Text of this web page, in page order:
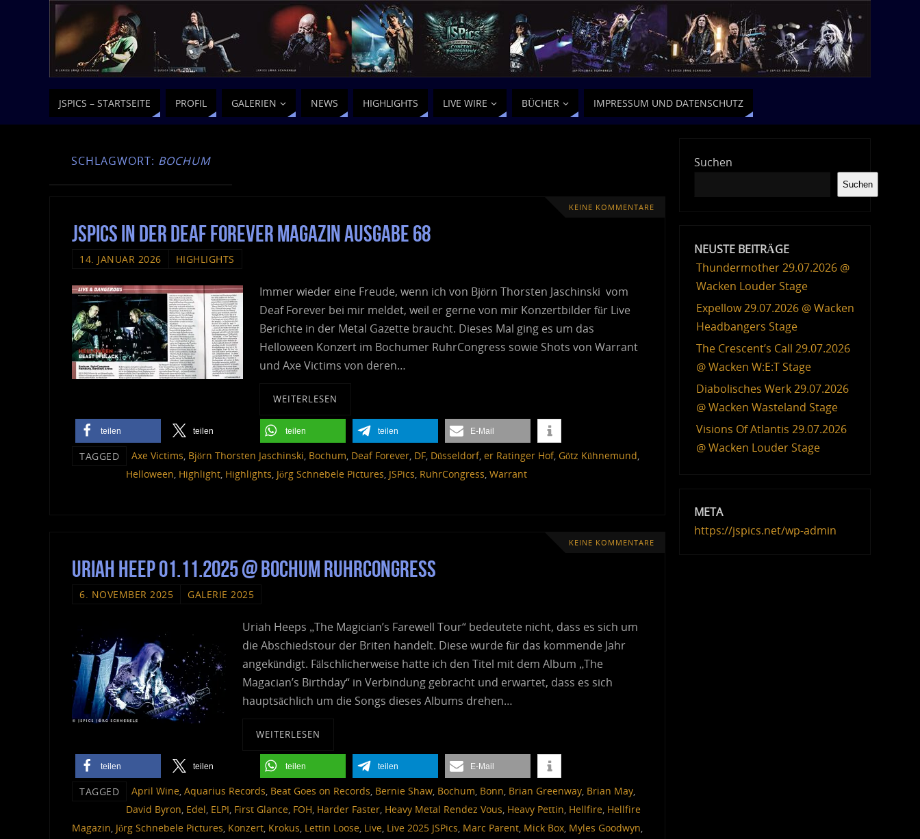
JSPICS – STARTSEITE PROFIL GALERIEN NEWS HIGHLIGHTS LIVE WIRE BÜCHER IMPRESSUM UND DATENSCHUTZ
SCHLAGWORT: BOCHUM
KEINE KOMMENTARE
JSPics in der Deaf Forever Magazin Ausgabe 68
14. JANUAR 2026 HIGHLIGHTS
Immer wieder eine Freude, wenn ich von Björn Thorsten Jaschinski vom
Deaf Forever bei mir meldet, weil er gerne von mir Konzertbilder für Live
Berichte in der Metal Gazette braucht. Dieses Mal ging es um das
Helloween Konzert im Bochumer RuhrCongress sowie Shots von Warrant
und Axe Victims von deren…
WEITERLESEN
teilen teilen teilen teilen E-Mail
TAGGED Axe Victims, Björn Thorsten Jaschinski, Bochum, Deaf Forever, DF, Düsseldorf, er Ratinger Hof, Götz Kühnemund,
Helloween, Highlight, Highlights, Jörg Schnebele Pictures, JSPics, RuhrCongress, Warrant
KEINE KOMMENTARE
Uriah Heep 01.11.2025 @ Bochum RuhrCongress
6. NOVEMBER 2025 GALERIE 2025
Uriah Heeps „The Magician’s Farewell Tour“ bedeutete nicht, dass es sich um
die Abschiedstour der Briten handelt. Diese wurde für das kommende Jahr
angekündigt. Fälschlicherweise hatte ich den Titel mit dem Album „The
Magacian’s Birthday“ in Verbindung gebracht und erwartet, dass es sich
hauptsächlich um die Songs dieses Albums drehen…
WEITERLESEN
teilen teilen teilen teilen E-Mail
TAGGED April Wine, Aquarius Records, Beat Goes on Records, Bernie Shaw, Bochum, Bonn, Brian Greenway, Brian May,
David Byron, Edel, ELPI, First Glance, FOH, Harder Faster, Heavy Metal Rendez Vous, Heavy Pettin, Hellfire, Hellfire
Magazin, Jörg Schnebele Pictures, Konzert, Krokus, Lettin Loose, Live, Live 2025 JSPics, Marc Parent, Mick Box, Myles Goodwyn,
Suchen
Suchen
NEUSTE BEITRÄGE
Thundermother 29.07.2026 @
Wacken Louder Stage
Expellow 29.07.2026 @ Wacken
Headbangers Stage
The Crescent’s Call 29.07.2026
@ Wacken W:E:T Stage
Diabolisches Werk 29.07.2026
@ Wacken Wasteland Stage
Visions Of Atlantis 29.07.2026
@ Wacken Louder Stage
META
https://jspics.net/wp-admin